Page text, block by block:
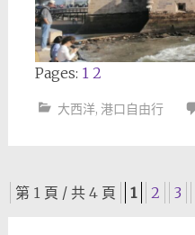
Pages: 1 2
大西洋, 港口自由行
Posts
第 1 頁 / 共 4 頁 1 2 3